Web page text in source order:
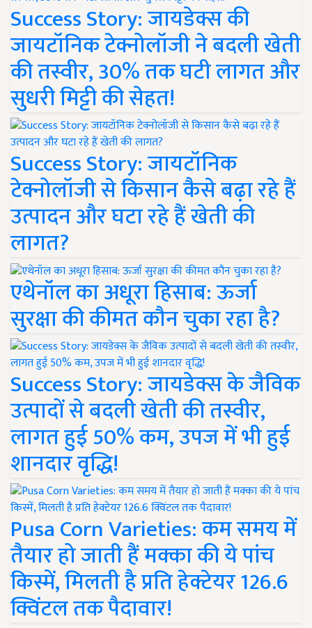
Success Story: जायडेक्स की
जायटॉनिक टेक्नोलॉजी ने बदली खेती
की तस्वीर, 30% तक घटी लागत और
सुधरी मिट्टी की सेहत!
Success Story: जायटॉनिक
टेक्नोलॉजी से किसान कैसे बढ़ा रहे हैं
उत्पादन और घटा रहे हैं खेती की
लागत?
एथेनॉल का अधूरा हिसाब: ऊर्जा
सुरक्षा की कीमत कौन चुका रहा है?
Success Story: जायडेक्स के जैविक
उत्पादों से बदली खेती की तस्वीर,
लागत हुई 50% कम, उपज में भी हुई
शानदार वृद्धि!
Pusa Corn Varieties: कम समय में
तैयार हो जाती हैं मक्का की ये पांच
किस्में, मिलती है प्रति हेक्टेयर 126.6
क्विंटल तक पैदावार!